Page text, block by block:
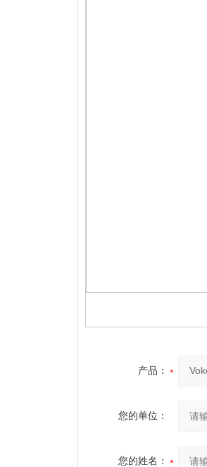
产品：
您的单位：
您的姓名：